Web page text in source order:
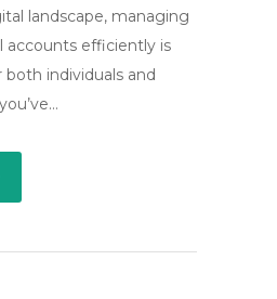
landscape, managing
accounts efficiently is
individuals and